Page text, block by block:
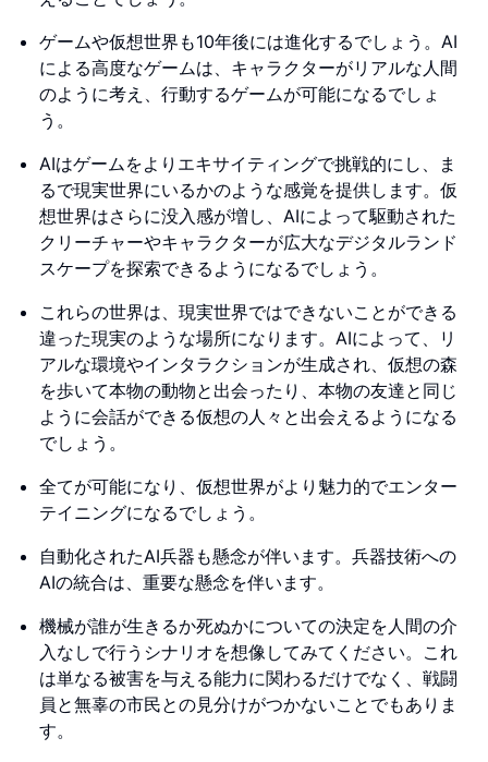
ゲームや仮想世界も10年後には進化するでしょう。AI
による高度なゲームは、キャラクターがリアルな人間
のように考え、行動するゲームが可能になるでしょ
う。
AIはゲームをよりエキサイティングで挑戦的にし、ま
るで現実世界にいるかのような感覚を提供します。仮
想世界はさらに没入感が増し、AIによって駆動された
クリーチャーやキャラクターが広大なデジタルランド
スケープを探索できるようになるでしょう。
これらの世界は、現実世界ではできないことができる
違った現実のような場所になります。AIによって、リ
アルな環境やインタラクションが生成され、仮想の森
を歩いて本物の動物と出会ったり、本物の友達と同じ
ように会話ができる仮想の人々と出会えるようになる
でしょう。
全てが可能になり、仮想世界がより魅力的でエンター
テイニングになるでしょう。
自動化されたAI兵器も懸念が伴います。兵器技術への
AIの統合は、重要な懸念を伴います。
機械が誰が生きるか死ぬかについての決定を人間の介
入なしで行うシナリオを想像してみてください。これ
は単なる被害を与える能力に関わるだけでなく、戦闘
員と無辜の市民との見分けがつかないことでもありま
す。